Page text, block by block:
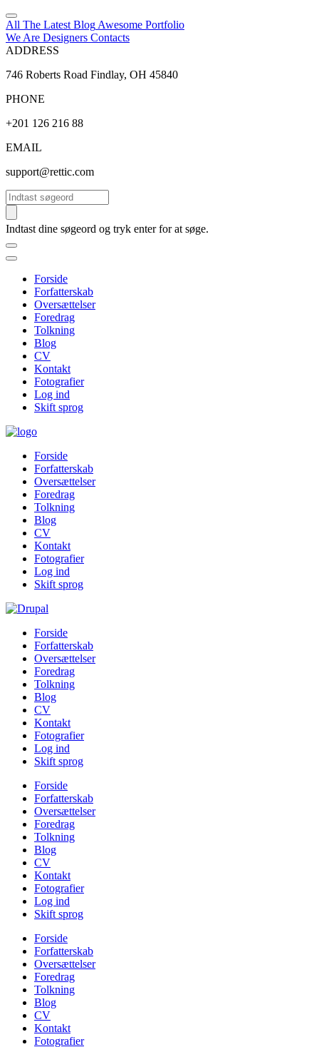
All The Latest Blog Awesome Portfolio
We Are Designers Contacts
ADDRESS
746 Roberts Road Findlay, OH 45840
PHONE
+201 126 216 88
EMAIL
support@rettic.com
Søg
Indtast dine søgeord og tryk enter for at søge.
Forside
Forfatterskab
Oversættelser
Foredrag
Tolkning
Blog
CV
Kontakt
Fotografier
Log ind
Skift sprog
Forside
Forfatterskab
Oversættelser
Foredrag
Tolkning
Blog
CV
Kontakt
Fotografier
Log ind
Skift sprog
Forside
Forfatterskab
Oversættelser
Foredrag
Tolkning
Blog
CV
Kontakt
Fotografier
Log ind
Skift sprog
Forside
Forfatterskab
Oversættelser
Foredrag
Tolkning
Blog
CV
Kontakt
Fotografier
Log ind
Skift sprog
Forside
Forfatterskab
Oversættelser
Foredrag
Tolkning
Blog
CV
Kontakt
Fotografier